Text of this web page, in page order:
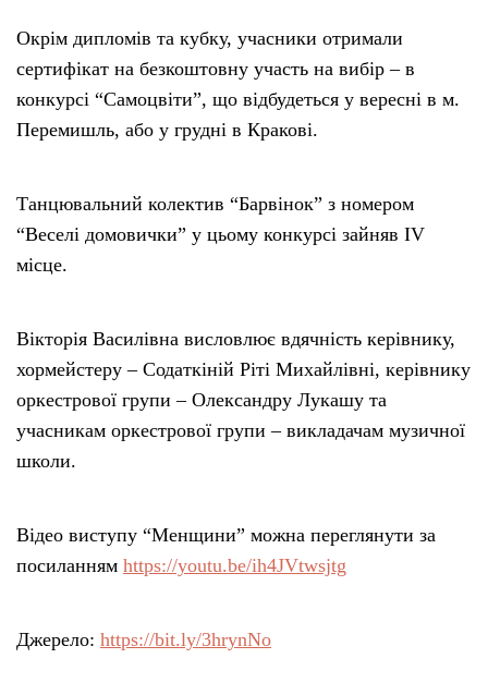
Окрім дипломів та кубку, учасники отримали
сертифікат на безкоштовну участь на вибір – в
конкурсі “Самоцвіти”, що відбудеться у вересні в м.
Перемишль, або у грудні в Кракові.
Танцювальний колектив “Барвінок” з номером
“Веселі домовички” у цьому конкурсі зайняв IV
місце.
Вікторія Василівна висловлює вдячність керівнику,
хормейстеру – Содаткіній Ріті Михайлівні, керівнику
оркестрової групи – Олександру Лукашу та
учасникам оркестрової групи – викладачам музичної
школи.
Відео виступу “Менщини” можна переглянути за
посиланням https://youtu.be/ih4JVtwsjtg
Джерело: https://bit.ly/3hrynNo